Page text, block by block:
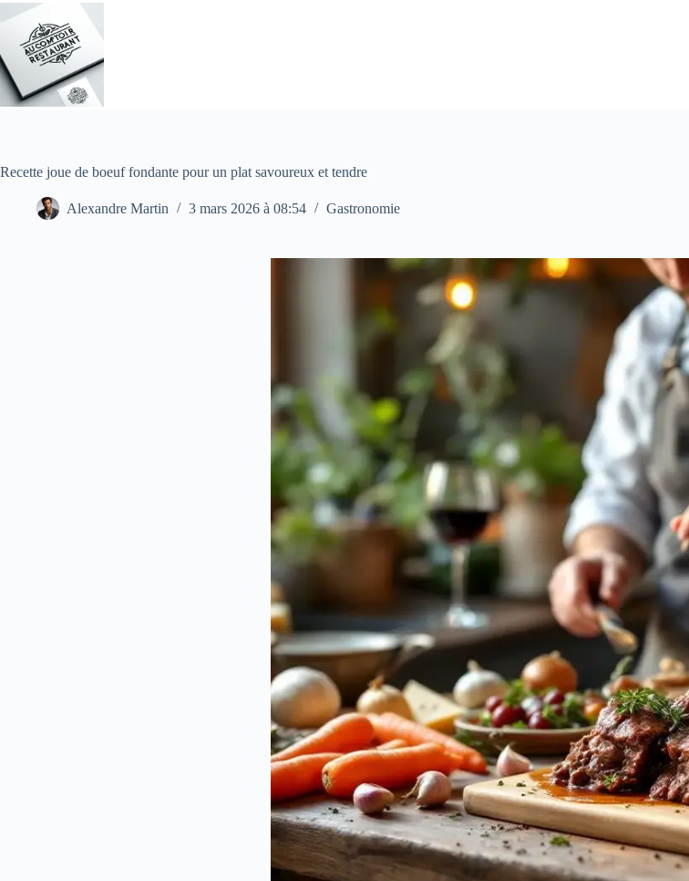
Passer
contenu
Recette joue de boeuf fondante pour un plat savoureux et tendre
Alexandre Martin 3 mars 2026 à 08:54 Gastronomie